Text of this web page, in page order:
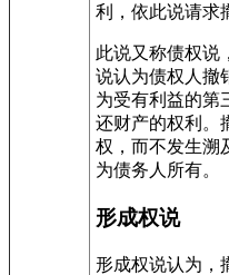
利，依此说请求
此说又称债权说
说认为债权人撤
为受有利益的第
还财产的权利。
权，而不发生溯
为债务人所有。
形成权说
形成权说认为，